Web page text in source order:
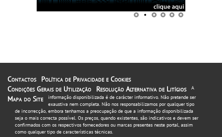
Contactos
Política de Privacidade e Cookies
Condições Gerais de Utilização
Resolução Alternativa de Litígios
Mapa do Site
A
informação disponibilizada é de carácter informativo. Não pretende ser
exaustiva nem completa. Não nos responsabilizamos por qualquer tipo
de incorrecção, embora tenhamos a preocupação de que a informação disponibilizada
seja o mais correcta possível. Os preços, quando existentes, são indicativos e devem ser
confirmados com os respectivos fornecedores ou marcas presentes neste portal, assim
como qualquer tipo de características técnicas.